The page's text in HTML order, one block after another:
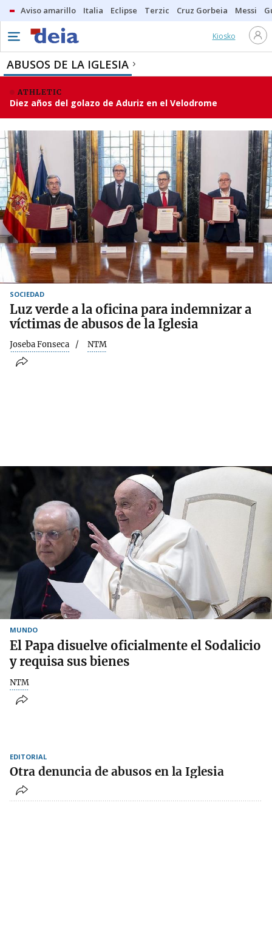
Aviso amarillo Italia Eclipse Terzic Cruz Gorbeia Messi
Kiosko
ABUSOS DE LA IGLESIA
ATHLETIC
Diez años del golazo de Aduriz en el Velodrome
SOCIEDAD
Luz verde a la oficina para indemnizar a
víctimas de abusos de la Iglesia
Joseba Fonseca NTM
MUNDO
El Papa disuelve oficialmente el Sodalicio
y requisa sus bienes
NTM
EDITORIAL
Otra denuncia de abusos en la Iglesia